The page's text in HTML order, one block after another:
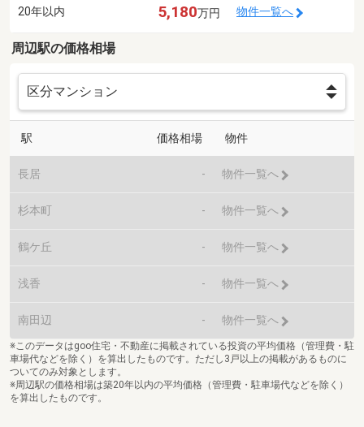
20年以内 5,180万円 物件一覧へ
周辺駅の価格相場
駅 価格相場 物件
長居 - 物件一覧へ
杉本町 - 物件一覧へ
鶴ケ丘 - 物件一覧へ
浅香 - 物件一覧へ
南田辺 - 物件一覧へ
※このデータはgoo住宅・不動産に掲載されている投資の平均価格（管理費・駐
車場代などを除く）を算出したものです。ただし3戸以上の掲載があるものに
ついてのみ対象とします。
※周辺駅の価格相場は築20年以内の平均価格（管理費・駐車場代などを除く）
を算出したものです。